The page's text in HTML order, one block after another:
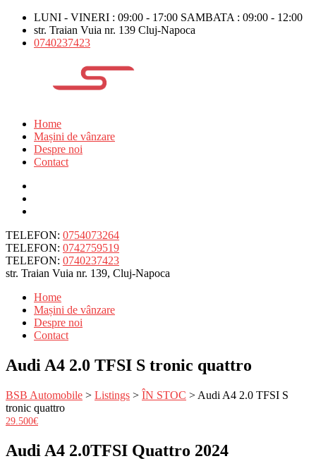
LUNI - VINERI : 09:00 - 17:00 SAMBATA : 09:00 - 12:00
str. Traian Vuia nr. 139 Cluj-Napoca
0740237423
Home
Mașini de vânzare
Despre noi
Contact
TELEFON: 0754073264
TELEFON: 0742759519
TELEFON: 0740237423
str. Traian Vuia nr. 139, Cluj-Napoca
Home
Mașini de vânzare
Despre noi
Contact
Audi A4 2.0 TFSI S tronic quattro
BSB Automobile > Listings > ÎN STOC > Audi A4 2.0 TFSI S
tronic quattro
29.500€
Audi A4 2.0TFSI Quattro 2024